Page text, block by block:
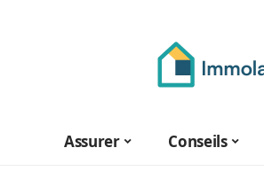
Assurer Conseils